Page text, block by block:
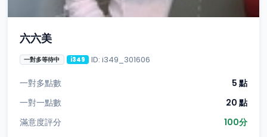
六六美
一對多等待中 i349 ID: i349_301606
一對多點數
5 點
一對一點數
20 點
滿意度評分
100分